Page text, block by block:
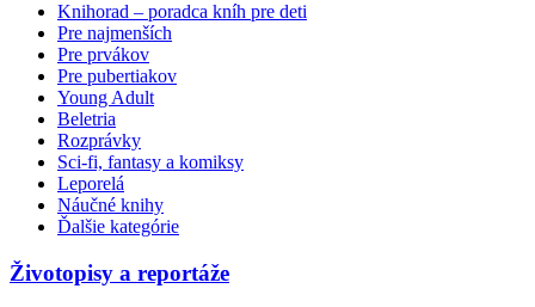
Knihorad – poradca kníh pre deti
Pre najmenších
Pre prvákov
Pre pubertiakov
Young Adult
Beletria
Rozprávky
Sci-fi, fantasy a komiksy
Leporelá
Náučné knihy
Ďalšie kategórie
Životopisy a reportáže